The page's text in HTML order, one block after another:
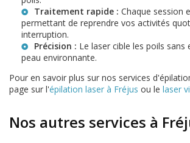
Traitement rapide : Chaque session
permettant de reprendre vos activités
interruption.
Précision : Le laser cible les poils sans
peau environnante.
Pour en savoir plus sur nos services
page sur l'épilation laser à Fréjus ou le laser
Nos autres services à